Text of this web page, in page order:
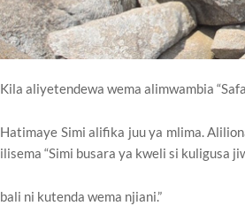
Kila aliyetendewa wema alimwambia
Hatimaye Simi alifika juu ya mlima.
ilisema “Simi busara ya kweli si kuligusa
bali ni kutenda wema njiani.”